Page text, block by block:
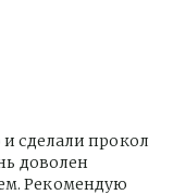
сделали прокол
доволен
Рекомендую